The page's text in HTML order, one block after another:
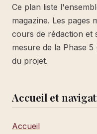
Ce plan liste
magazine. Les pages
cours de rédaction et
mesure de la Phase
du projet.
Accueil et
Accueil